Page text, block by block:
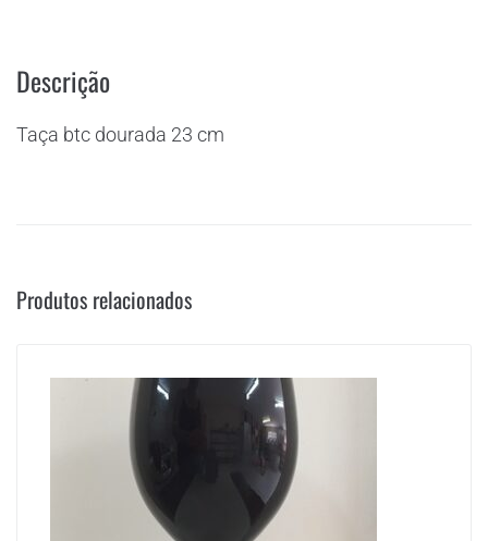
Descrição
Taça btc dourada 23 cm
Produtos relacionados